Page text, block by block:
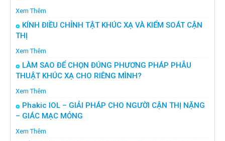
Xem Thêm
KÍNH ĐIỀU CHỈNH TẬT KHÚC XẠ VÀ KIỂM SOÁT CẬN
THỊ
Xem Thêm
LÀM SAO ĐỂ CHỌN ĐÚNG PHƯƠNG PHÁP PHẪU
THUẬT KHÚC XẠ CHO RIÊNG MÌNH?
Xem Thêm
Phakic IOL – GIẢI PHÁP CHO NGƯỜI CẬN THỊ NẶNG
– GIÁC MẠC MỎNG
Xem Thêm